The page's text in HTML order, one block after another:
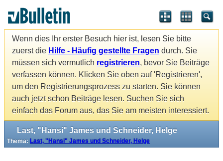
Wenn dies Ihr erster Besuch hier ist, lesen Sie bitte
zuerst die Hilfe - Häufig gestellte Fragen durch. Sie
müssen sich vermutlich registrieren, bevor Sie Beiträge
verfassen können. Klicken Sie oben auf 'Registrieren',
um den Registrierungsprozess zu starten. Sie können
auch jetzt schon Beiträge lesen. Suchen Sie sich
einfach das Forum aus, das Sie am meisten interessiert.
Last, "Hansi" James und Schneider, Helge
Thema: Last, "Hansi" James und Schneider, Helge